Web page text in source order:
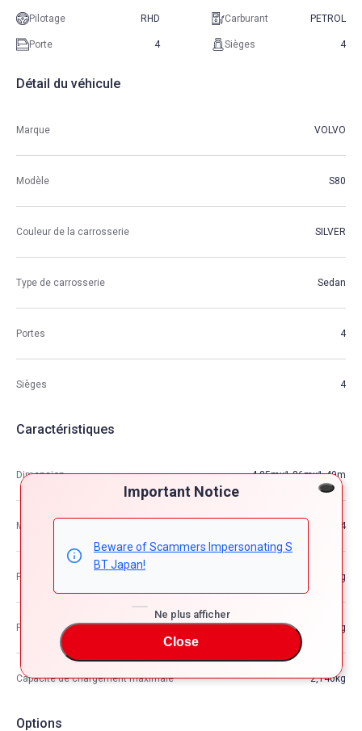
Important Notice
Beware of Scammers Impersonating S
BT Japan!
Ne plus afficher
Close
Pilotage RHD Carburant PETROL
Porte 4 Sièges 4
Détail du véhicule
Marque VOLVO
Modèle S80
Couleur de la carrosserie SILVER
Type de carrosserie Sedan
Portes 4
Sièges 4
Caractéristiques
Dimension 4.85m×1.86m×1.49m
M3 13.44
Poids du véhicule 1,627kg
Poids brut du véhicule —kg
Capacité de chargement maximale 2,140kg
Options